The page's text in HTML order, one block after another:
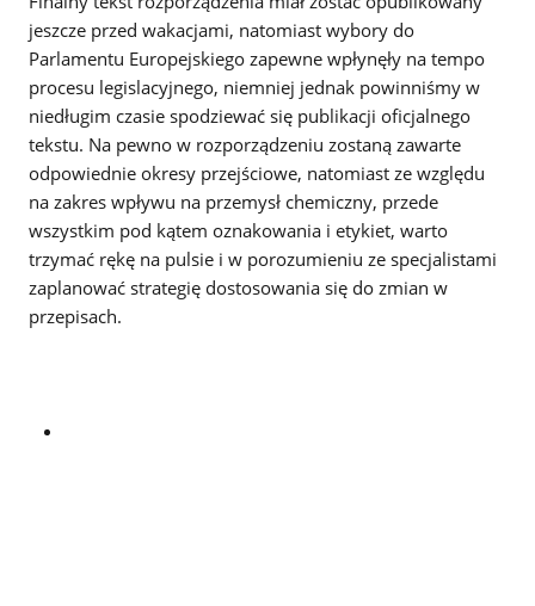
jeszcze przed wakacjami, natomiast wybory do
Parlamentu Europejskiego zapewne wpłynęły na tempo
procesu legislacyjnego, niemniej jednak powinniśmy w
niedługim czasie spodziewać się publikacji oficjalnego
tekstu. Na pewno w rozporządzeniu zostaną zawarte
odpowiednie okresy przejściowe, natomiast ze względu
na zakres wpływu na przemysł chemiczny, przede
wszystkim pod kątem oznakowania i etykiet, warto
trzymać rękę na pulsie i w porozumieniu ze specjalistami
zaplanować strategię dostosowania się do zmian w
przepisach.